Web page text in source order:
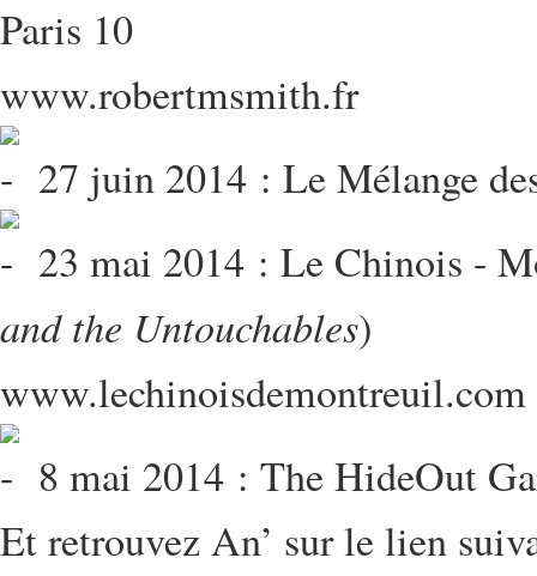
Paris 10
www.robertmsmith.fr
27 juin 2014 : Le Mélange
23 mai 2014 : Le Chinois -
and the Untouchables)
www.lechinoisdemontreuil.com
8 mai 2014 : The HideOut
Et retrouvez An’ sur le lien